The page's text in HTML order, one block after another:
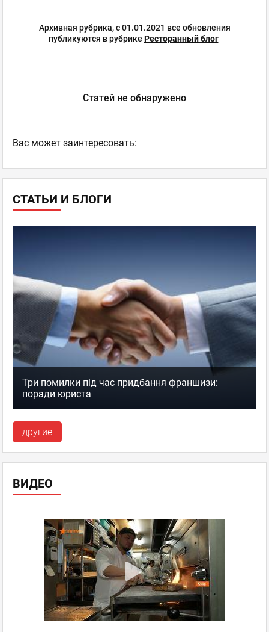
СТАТЬИ И БЛОГИ
Три помилки під час придбання франшизи:
поради юриста
другие
ВИДЕО
Архивная рубрика, с 01.01.2021 все обновления
публикуются в рубрике Ресторанный блог
Статей не обнаружено
Ваc может заинтересовать: